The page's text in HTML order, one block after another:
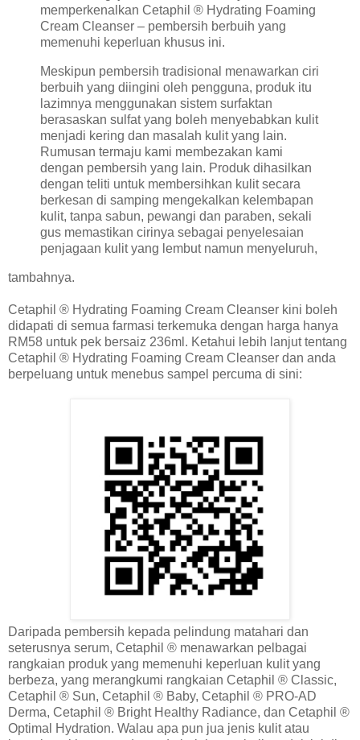
memperkenalkan Cetaphil ® Hydrating Foaming
Cream Cleanser – pembersih berbuih yang
memenuhi keperluan khusus ini.
Meskipun pembersih tradisional menawarkan ciri
berbuih yang diingini oleh pengguna, produk itu
lazimnya menggunakan sistem surfaktan
berasaskan sulfat yang boleh menyebabkan kulit
menjadi kering dan masalah kulit yang lain.
Rumusan termaju kami membezakan kami
dengan pembersih yang lain. Produk dihasilkan
dengan teliti untuk membersihkan kulit secara
berkesan di samping mengekalkan kelembapan
kulit, tanpa sabun, pewangi dan paraben, sekali
gus memastikan cirinya sebagai penyelesaian
penjagaan kulit yang lembut namun menyeluruh,
tambahnya.
Cetaphil ® Hydrating Foaming Cream Cleanser kini boleh
didapati di semua farmasi terkemuka dengan harga hanya
RM58 untuk pek bersaiz 236ml. Ketahui lebih lanjut tentang
Cetaphil ® Hydrating Foaming Cream Cleanser dan anda
berpeluang untuk menebus sampel percuma di sini:
Daripada pembersih kepada pelindung matahari dan
seterusnya serum, Cetaphil ® menawarkan pelbagai
rangkaian produk yang memenuhi keperluan kulit yang
berbeza, yang merangkumi rangkaian Cetaphil ® Classic,
Cetaphil ® Sun, Cetaphil ® Baby, Cetaphil ® PRO-AD
Derma, Cetaphil ® Bright Healthy Radiance, dan Cetaphil ®
Optimal Hydration. Walau apa pun jua jenis kulit atau